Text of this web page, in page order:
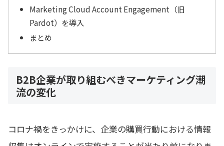
Marketing Cloud Account Engagement（旧
Pardot）を導入
まとめ
B2B企業が取り組むべきマーケティング潮
流の変化
コロナ禍をきっかけに、企業の購買行動における情報